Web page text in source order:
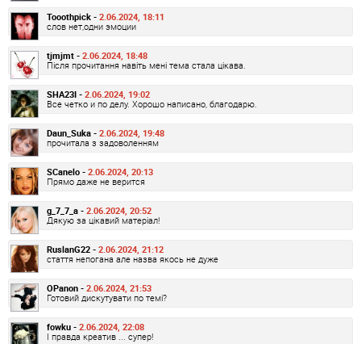
Tooothpick - 2.06.2024, 18:11
слов нет,одни эмоции
tjmjmt - 2.06.2024, 18:48
Після прочитання навіть мені тема стала цікава.
SHA23I - 2.06.2024, 19:02
Все четко и по делу. Хорошо написано, благодарю.
Daun_Suka - 2.06.2024, 19:48
прочитала з задоволенням
SCanelo - 2.06.2024, 20:13
Прямо даже не верится
g_7_7_a - 2.06.2024, 20:52
Дякую за цікавий матеріал!
RuslanG22 - 2.06.2024, 21:12
стаття непогана але назва якось не дуже
OPanon - 2.06.2024, 21:53
Готовий дискутувати по темі?
fowku - 2.06.2024, 22:08
І правда креатив ... супер!